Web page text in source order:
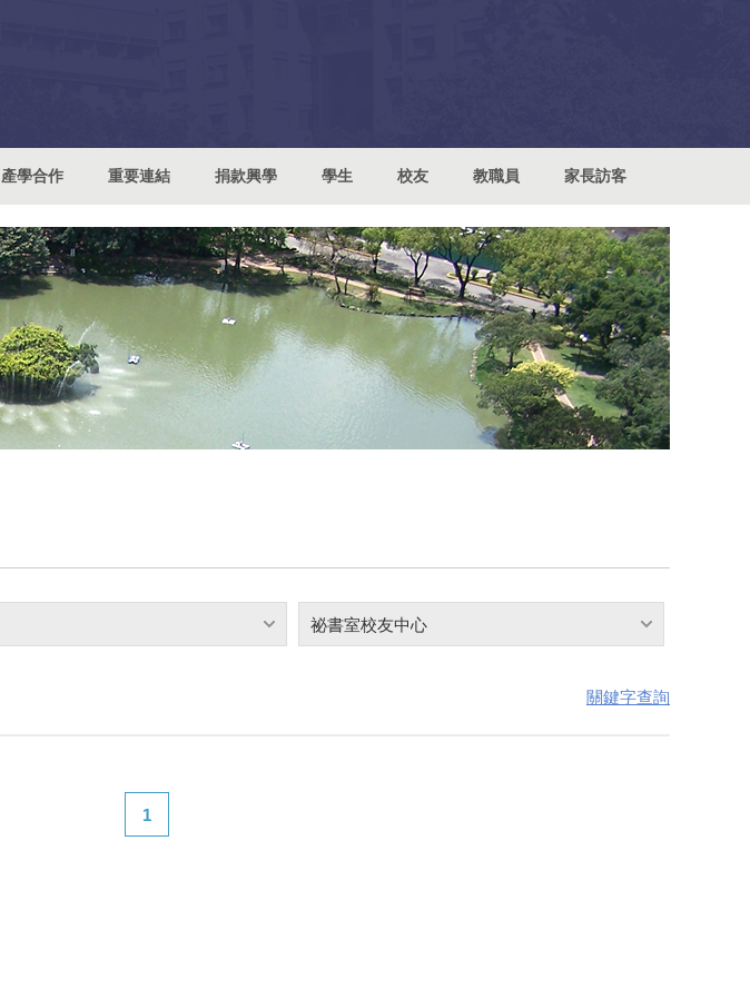
產學合作 重要連結 捐款興學 學生 校友 教職員 家長訪客
祕書室校友中心
關鍵字查詢
1